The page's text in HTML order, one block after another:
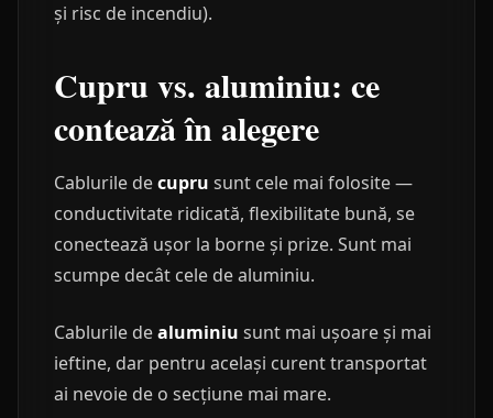
și risc de incendiu).
Cupru vs. aluminiu: ce
contează în alegere
Cablurile decupru sunt cele mai folosite —
conductivitate ridicată, flexibilitate bună, se
conectează ușor la borne și prize. Sunt mai
scumpe decât cele de aluminiu.
Cablurile dealuminiu sunt mai ușoare și mai
ieftine, dar pentru același curent transportat
ai nevoie de o secțiune mai mare.